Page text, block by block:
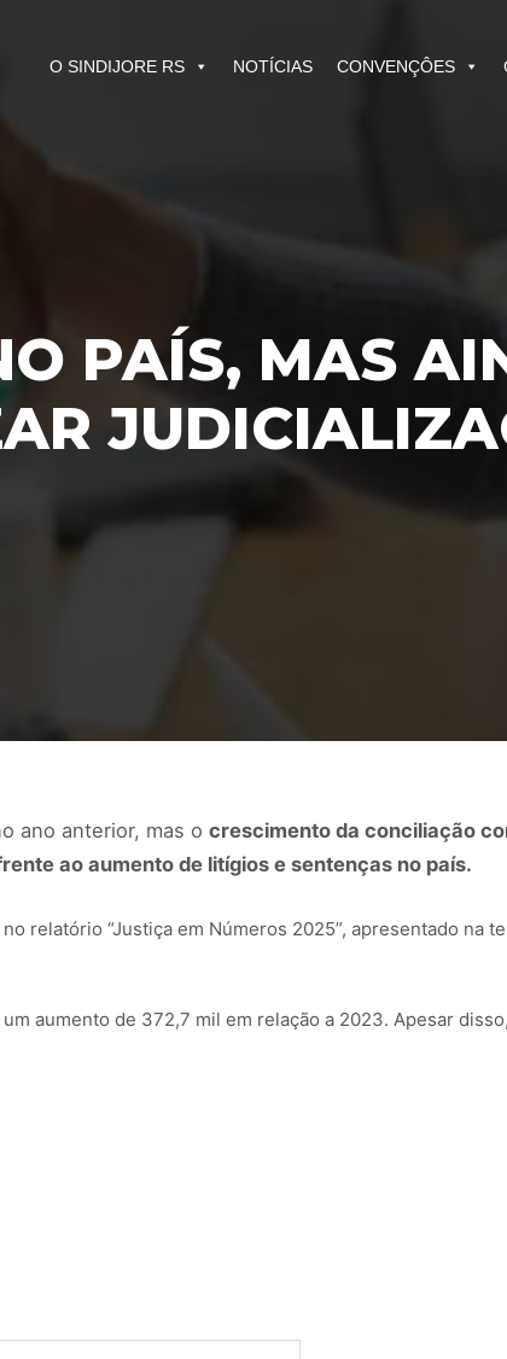
O SINDIJORE RS NOTÍCIAS CONVENÇÔES
PAÍS, MAS
ano anterior, mas o crescimento da conciliação
ao aumento de litígios e sentenças no país.
relatório “Justiça em Números 2025”, apresentado na
aumento de 372,7 mil em relação a 2023. Apesar